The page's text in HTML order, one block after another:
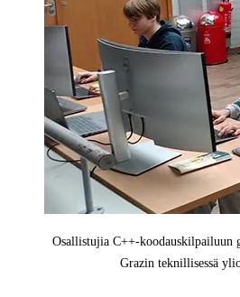
Osallistujia C++-koodauskilpailuun
Grazin teknillisessä